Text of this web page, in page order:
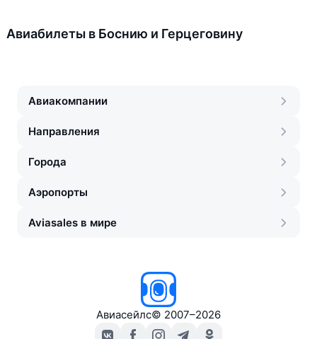
Авиабилеты в Боснию и Герцеговину
Авиакомпании
Направления
Города
Аэропорты
Aviasales в мире
Авиасейлс© 2007–2026